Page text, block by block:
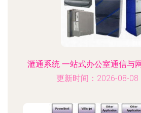
滙通系统 一站式办公室通信与
更新时间：2026-08-08